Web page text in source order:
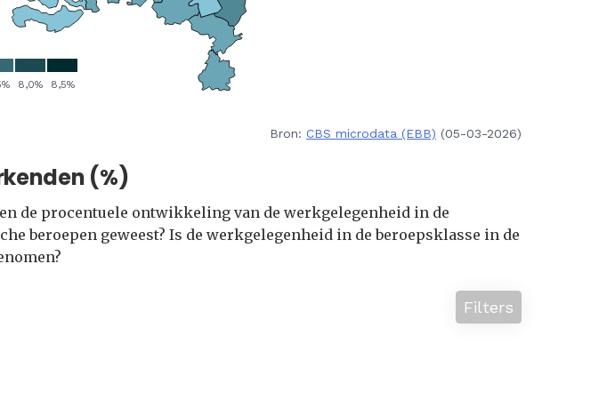
Bron: CBS microdata (EBB) (05-03-2026)
(%)
de procentuele ontwikkeling van de werkgelegenheid in de
beroepen geweest? Is de werkgelegenheid in de beroepsklasse in de
Filters